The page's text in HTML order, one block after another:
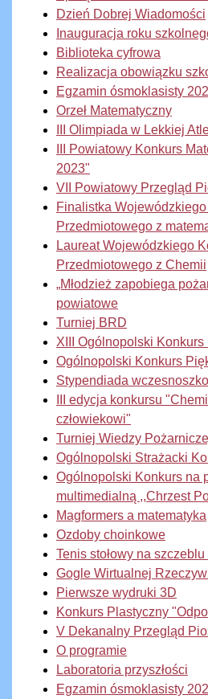
Dzień Dobrej Wiadomości
Inauguracja roku
Biblioteka cyfrowa
Realizacja obowiązku
Egzamin ósmoklasisty
Orzeł Matematyczny
III Olimpiada w Lekkiej
III Powiatowy Konkurs
2023"
VII Powiatowy Przegląd
Finalistka
Przedmiotowego z
Laureat Wojewódzkiego
Przedmiotowego z Chemii
„Młodzież zapobiega
powiatowe
Turniej BRD
XIII Ogólnopolski Konkurs
Ogólnopolski Konkurs
Stypendiada
III edycja konkursu
człowiekowi"
Turniej Wiedzy
Ogólnopolski Strażacki
Ogólnopolski Konkurs na
multimedialną ,,Chrzest
Magformers a matematyka
Ozdoby choinkowe
Tenis stołowy na
Gogle Wirtualnej
Pierwsze wydruki 3D
Konkurs Plastyczny
V Dekanalny Przegląd
O programie
Laboratoria przyszłości
Egzamin ósmoklasisty